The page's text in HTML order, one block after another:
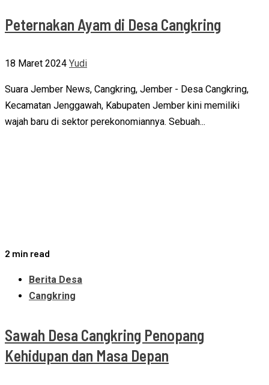
Peternakan Ayam di Desa Cangkring
18 Maret 2024 Yudi
Suara Jember News, Cangkring, Jember - Desa Cangkring,
Kecamatan Jenggawah, Kabupaten Jember kini memiliki
wajah baru di sektor perekonomiannya. Sebuah...
2 min read
Berita Desa
Cangkring
Sawah Desa Cangkring Penopang
Kehidupan dan Masa Depan